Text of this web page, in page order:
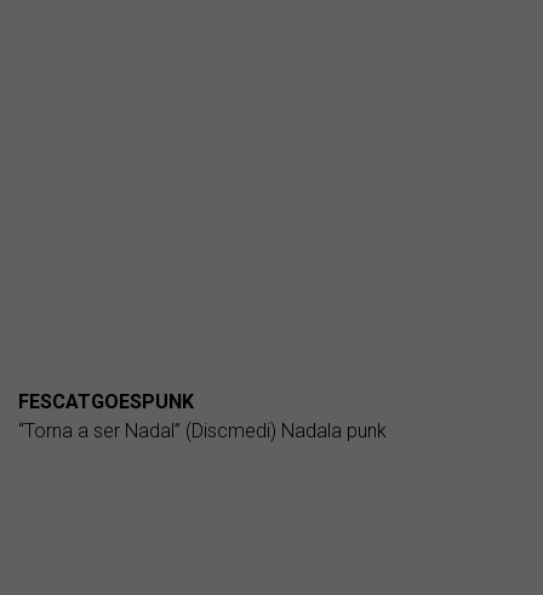
FESCATGOESPUNK
“Torna a ser Nadal” (Discmedi) Nadala punk